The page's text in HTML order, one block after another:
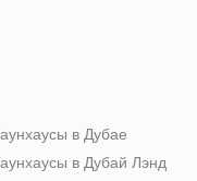
в Дубае
в Дубай Лэнд